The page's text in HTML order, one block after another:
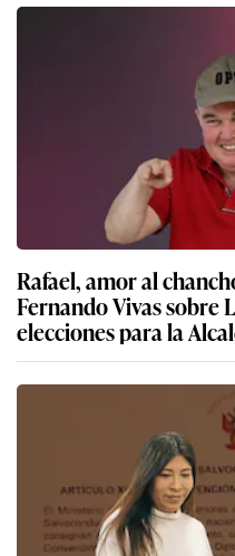
Rafael, amor al
Fernando Vivas sobre
elecciones para la